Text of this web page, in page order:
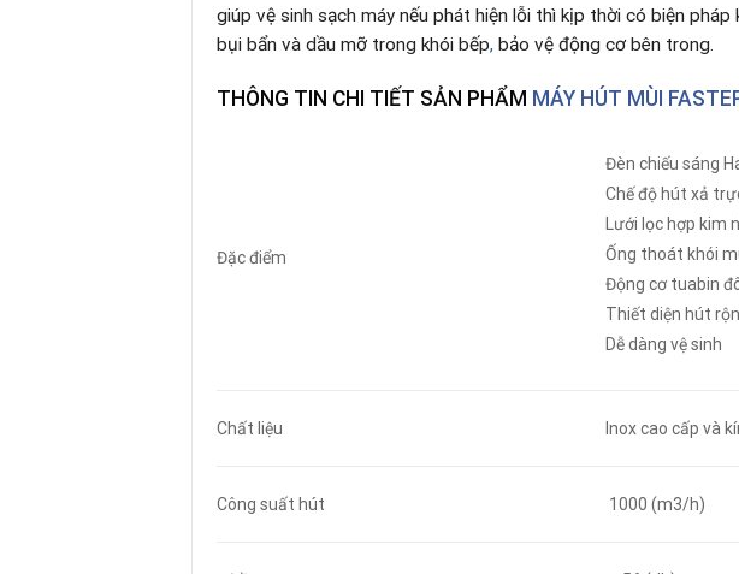
giúp vệ sinh sạch máy nếu phát hiện lỗi thì kịp thời có biện
bụi bẩn và dầu mỡ trong khói bếp, bảo vệ động cơ bên trong.
THÔNG TIN CHI TIẾT SẢN PHẨM MÁY HÚT MÙI
Đặc điểm
Đèn chiếu sáng
Chế độ hút xả
Lưới lọc hợp kim
Ống thoát khói
Động cơ tuabin
Thiết diện hút
Dễ dàng vệ sinh
Chất liệu Inox cao cấp và
Công suất hút 1000 (m3/h)